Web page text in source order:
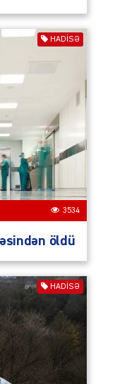
HADISƏ
3534
öldü
HADISƏ